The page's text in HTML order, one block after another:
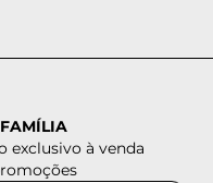
exclusivo à venda